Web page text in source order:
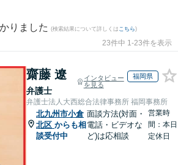
りました (検索結果について詳しくは こちら)
23件中 1-23件を表示
齋藤 遼
弁護士
インタビュー
を見る
福岡県
弁護士法人大西総合法律事務所 福岡事務所
北九州市小倉
北区 からも相
談受付中
面談方法(対面・
電話・ビデオな
ど)は応相談
営業時
間：本日
定休日